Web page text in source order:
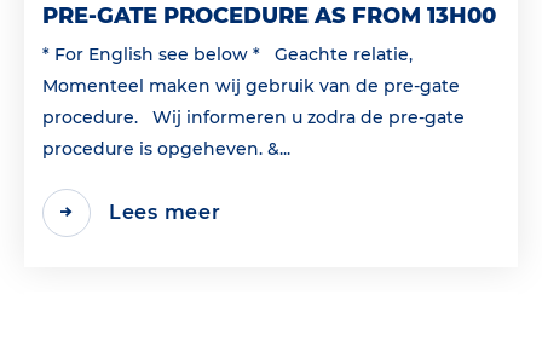
PRE-GATE PROCEDURE AS FROM 13H00
* For English see below * Geachte relatie,
Momenteel maken wij gebruik van de pre-gate
procedure. Wij informeren u zodra de pre-gate
procedure is opgeheven. &...
Lees meer